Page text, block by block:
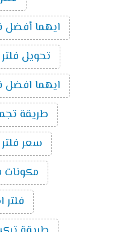
ايهما أفضل فلتر 3 مراحل
تحويل فلتر 5 مراحل الى 7
ايهما افضل فلتر 5 مراحل
طريقة تجميع
سعر فلتر تانك 5
مكونات
فلتر